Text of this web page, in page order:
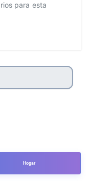
para esta
Hogar